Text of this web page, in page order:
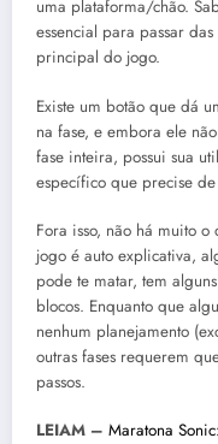
uma plataforma/chão.
essencial para passar
principal do jogo.
Existe um botão que dá
na fase, e embora ele
fase inteira, possui sua
específico que precise
Fora isso, não há muito
jogo é auto explicativa,
pode te matar, tem
blocos. Enquanto que
nenhum planejamento
outras fases requerem
passos.
LEIAM – Maratona